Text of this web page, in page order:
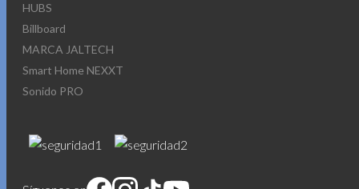
HUBS
Billboard
MARCA JALTECH
Smart Home NEXXT
Sonido PRO